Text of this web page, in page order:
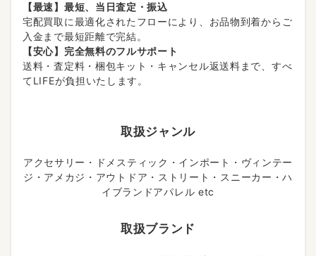
【最速】最短、当日査定・振込
宅配買取に最適化されたフローにより、お品物到着からご
入金まで最短距離で完結。
【安心】完全無料のフルサポート
送料・査定料・梱包キット・キャンセル返送料まで、すべ
てLIFEが負担いたします。
取扱ジャンル
アクセサリー・ドメスティック・インポート・ヴィンテー
ジ・アメカジ・アウトドア・ストリート・スニーカー・ハ
イブランドアパレル etc
取扱ブランド